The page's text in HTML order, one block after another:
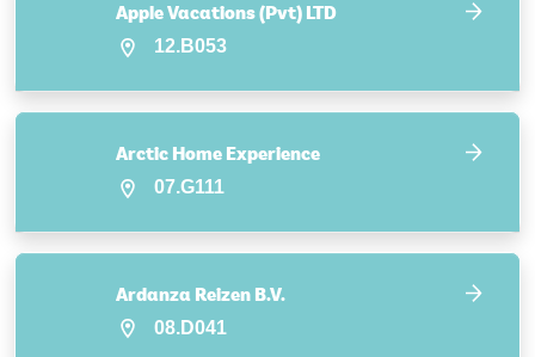
Apple Vacations (Pvt) LTD
12.B053
Arctic Home Experience
07.G111
Ardanza Reizen B.V.
08.D041